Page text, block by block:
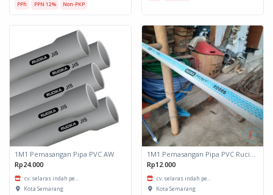
PPh PPN 12% Non-PKP
1M1 Pemasangan Pipa PVC AW
Rp24.000
cv. selaras indah pe...
Kota Semarang
Rp12.000
cv. selaras indah pe...
Kota Semarang